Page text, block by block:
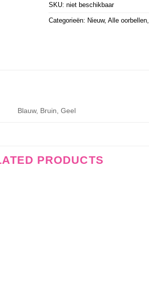
SKU: niet beschikbaar
Categorieën: Nieuw, Alle oorbellen,
Blauw, Bruin, Geel
PRODUCTS